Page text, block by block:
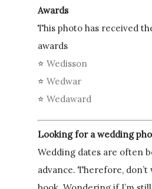
Awards
This photo has received
awards
⭐Wedisson
⭐Wedwar
⭐Wedaward
Looking for a wedding
Wedding dates are often
advance. Therefore,